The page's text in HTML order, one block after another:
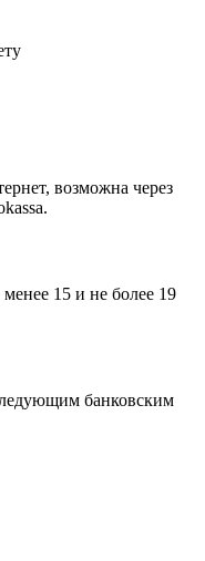
возможна через
15 и не более 19
банковским